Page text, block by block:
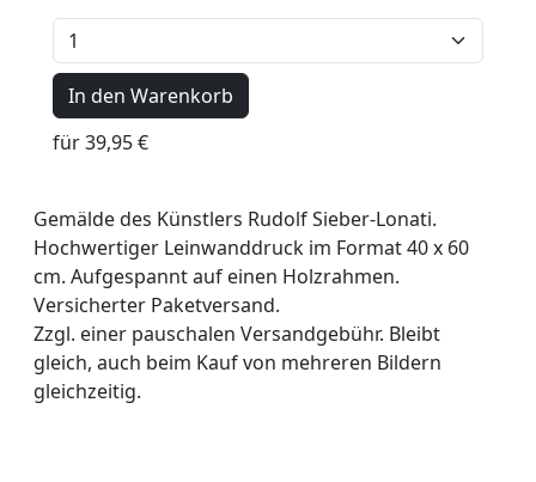
In den Warenkorb
für 39,95 €
Gemälde des Künstlers Rudolf Sieber-Lonati.
Hochwertiger Leinwanddruck im Format 40 x 60
cm. Aufgespannt auf einen Holzrahmen.
Versicherter Paketversand.
Zzgl. einer pauschalen Versandgebühr. Bleibt
gleich, auch beim Kauf von mehreren Bildern
gleichzeitig.